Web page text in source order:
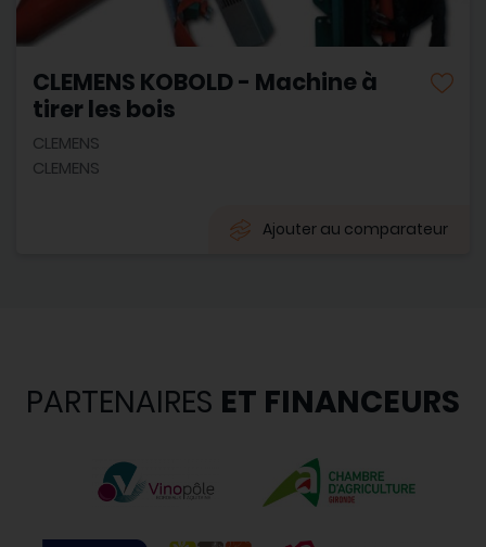
CLEMENS KOBOLD - Machine à
tirer les bois
CLEMENS
CLEMENS
Ajouter au comparateur
PARTENAIRES ET FINANCEURS